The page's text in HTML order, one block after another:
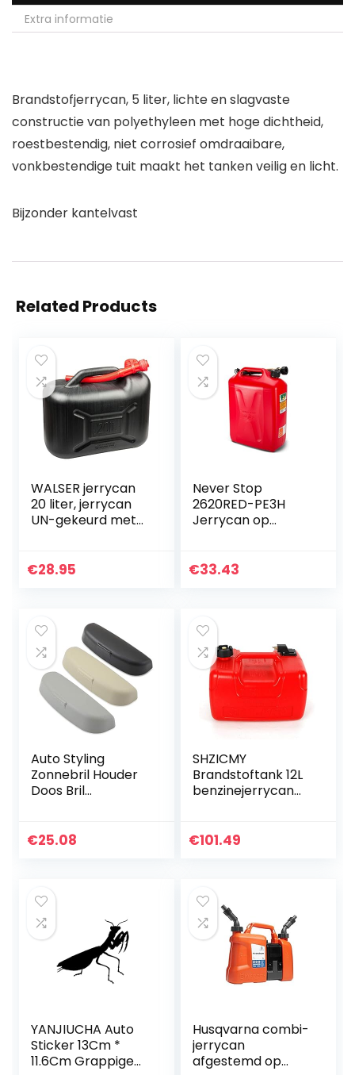
Extra informatie
Brandstofjerrycan, 5 liter, lichte en slagvaste
constructie van polyethyleen met hoge dichtheid,
roestbestendig, niet corrosief omdraaibare,
vonkbestendige tuit maakt het tanken veilig en licht.
Bijzonder kantelvast
Related Products
WALSER jerrycan
20 liter, jerrycan
UN-gekeurd met
reservejerrycan
€28.95
Never Stop
2620RED-PE3H
Jerrycan op
met
€33.43
Auto Styling
Zonnebril Houder
Doos Bril
206207307308408
€25.08
SHZICMY
Brandstoftank 12L
benzinejerrycan
brandstoftank
€101.49
YANJIUCHA Auto
Sticker 13Cm *
11.6Cm Grappige
Husqvarna combi-
jerrycan
afgestemd op